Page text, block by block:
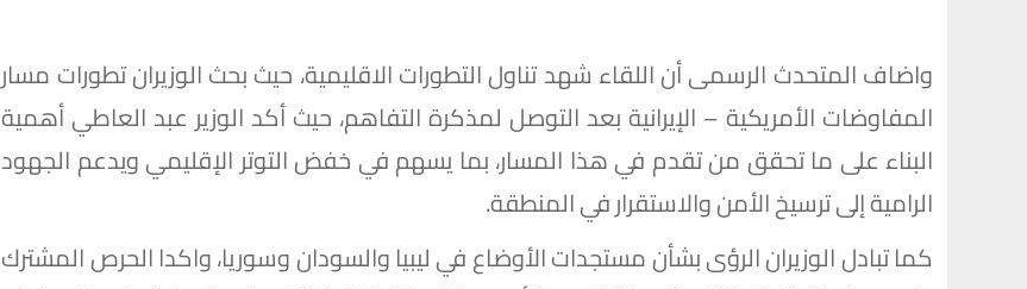
واضاف المتحدث الرسمى أن اللقاء شهد تناول التطورات الاقليمية، حيث بحث الوزيران تطورات مسار
المفاوضات الأمريكية – الإيرانية بعد التوصل لمذكرة التفاهم، حيث أكد الوزير عبد العاطي أهمية
البناء على ما تحقق من تقدم في هذا المسار، بما يسهم في خفض التوتر الإقليمي ويدعم الجهود
الرامية إلى ترسيخ الأمن والاستقرار في المنطقة.
كما تبادل الوزيران الرؤى بشأن مستجدات الأوضاع في ليبيا والسودان وسوريا، واكدا الحرص المشترك